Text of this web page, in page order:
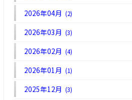
2026年04月(2)
2026年03月(3)
2026年02月(4)
2026年01月(1)
2025年12月(3)